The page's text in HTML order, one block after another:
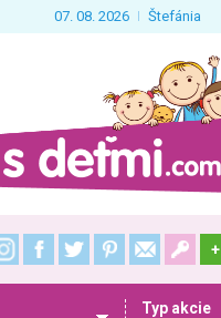
07. 08. 2026 Štefánia
+
Typ akcie